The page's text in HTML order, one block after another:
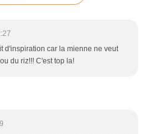
d'inspiration car la mienne ne veut
du riz!!! C'est top la!